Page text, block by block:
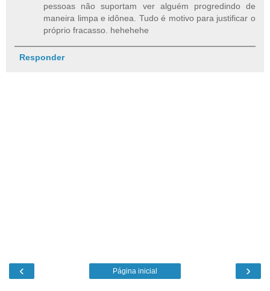
pessoas não suportam ver alguém progredindo de
maneira limpa e idônea. Tudo é motivo para justificar o
próprio fracasso. hehehehe
Responder
‹ ›
Página inicial